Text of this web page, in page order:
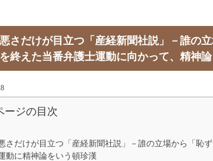
さだけが目立つ「産経新聞社説」－誰の
終えた当番弁護士運動に向かって、精神
ージの目次
さだけが目立つ「産経新聞社説」－誰の立場から「
動に精神論をいう頓珍漢